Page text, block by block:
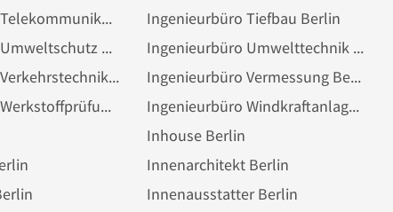
Ingenieurbüro Telekommunikation Berlin
Ingenieurbüro Tiefbau Berlin
Ingenieurbüro Umweltschutz Berlin
Ingenieurbüro Umwelttechnik Berlin
Ingenieurbüro Verkehrstechnik Berlin
Ingenieurbüro Vermessung Berlin
Ingenieurbüro Werkstoffprüfungen Berlin
Ingenieurbüro Windkraftanlage Berlin
Inhouse Berlin
Innenarchitekt Berlin
Innenausstatter Berlin